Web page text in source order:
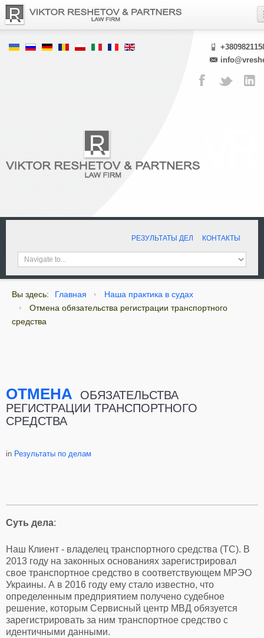
РЕЗУЛЬТАТЫ ДЕЛ КОНТАКТЫ
Вы здесь: Главная
Наша практика в судах
Отмена обязательства регистрации транспортного
средства
ОТМЕНА
ОБЯЗАТЕЛЬСТВА
РЕГИСТРАЦИИ ТРАНСПОРТНОГО
СРЕДСТВА
in Результаты по делам
Суть дела:
Наш Клиент - владелец транспортного средства (ТС). В
2013 году на законных основаниях зарегистрировал
свое транспортное средство в соответствующем МРЭО
Украины. А в 2016 году ему стало известно, что
определенным предприятием получено судебное
решение, которым Сервисный центр МВД обязуется
зарегистрировать за ним транспортное средство с
идентичными данными.